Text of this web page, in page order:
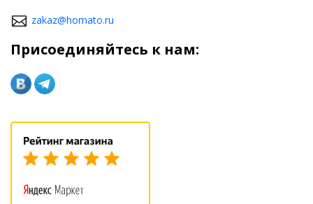
zakaz@homato.ru
Присоединяйтесь к нам: